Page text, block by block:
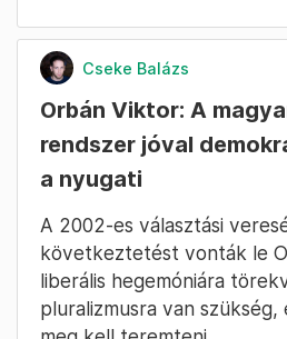
Cseke Balázs
Orbán Viktor: A
rendszer jóval
a nyugati
A 2002-es választási
következtetést vonták le
liberális hegemóniára
pluralizmusra van